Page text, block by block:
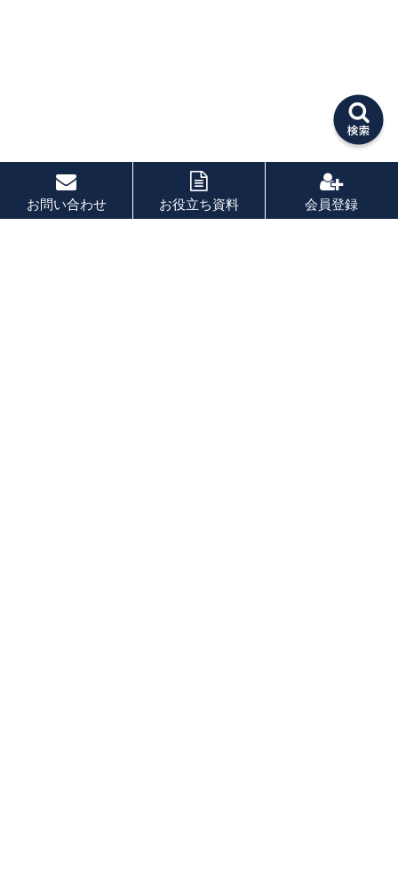
お問い合わせ お役立ち資料 会員登録